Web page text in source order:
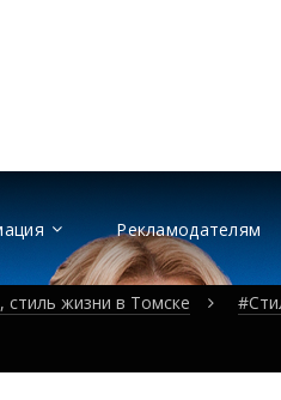
Рекламодателям
жизни в Томске